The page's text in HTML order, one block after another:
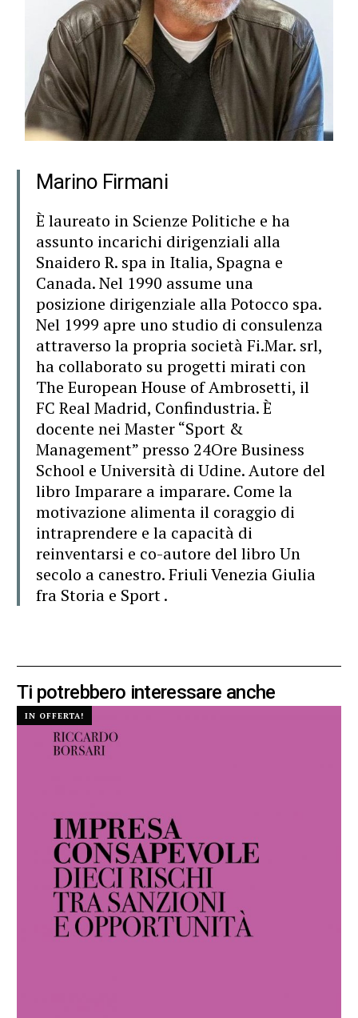
Marino Firmani
È laureato in Scienze Politiche e ha
assunto incarichi dirigenziali alla
Snaidero R. spa in Italia, Spagna e
Canada. Nel 1990 assume una
posizione dirigenziale alla Potocco spa.
Nel 1999 apre uno studio di consulenza
attraverso la propria società Fi.Mar. srl,
ha collaborato su progetti mirati con
The European House of Ambrosetti, il
FC Real Madrid, Confindustria. È
docente nei Master “Sport &
Management” presso 24Ore Business
School e Università di Udine. Autore del
libro Imparare a imparare. Come la
motivazione alimenta il coraggio di
intraprendere e la capacità di
reinventarsi e co-autore del libro Un
secolo a canestro. Friuli Venezia Giulia
fra Storia e Sport .
Ti potrebbero interessare anche
IN OFFERTA!